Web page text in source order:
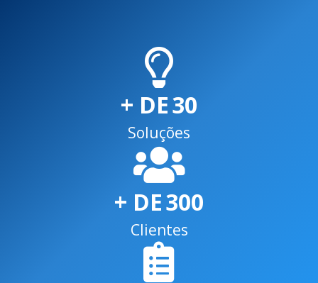
+ DE30
Soluções
+ DE300
Clientes